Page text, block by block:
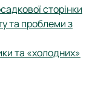
сторінки
та проблеми з
та «холодних»